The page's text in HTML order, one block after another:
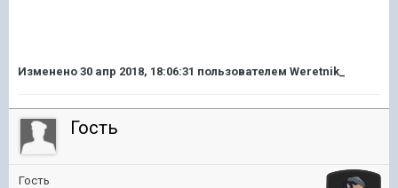
Изменено 30 апр 2018, 18:06:31 пользователем Weretnik_
Гость
Гость